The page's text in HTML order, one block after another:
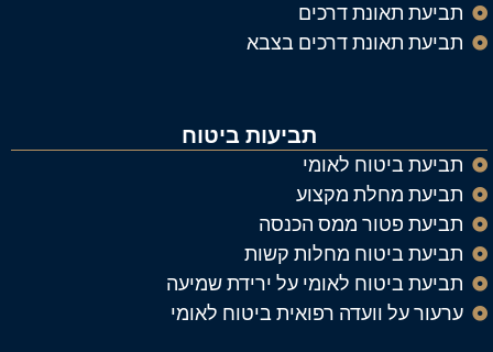
תביעת תאונת דרכים
תביעת תאונת דרכים בצבא
תביעות ביטוח
תביעת ביטוח לאומי
תביעת מחלת מקצוע
תביעת פטור ממס הכנסה
תביעת ביטוח מחלות קשות
תביעת ביטוח לאומי על ירידת שמיעה
ערעור על וועדה רפואית ביטוח לאומי